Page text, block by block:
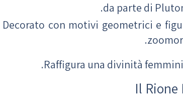
da parte di
Decorato con motivi geometrici e
Raffigura una divinità
Il Rione